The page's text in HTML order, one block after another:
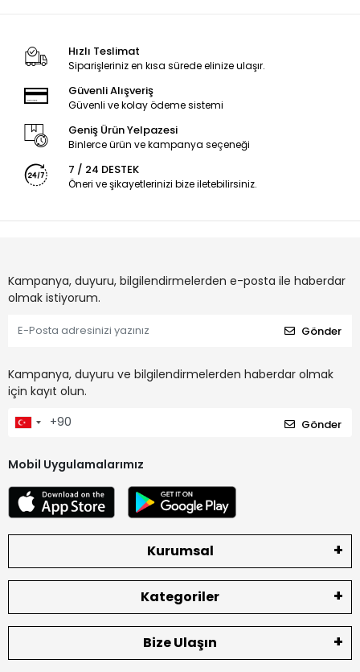
Hızlı Teslimat
Siparişleriniz en kısa sürede elinize ulaşır.
Güvenli Alışveriş
Güvenli ve kolay ödeme sistemi
Geniş Ürün Yelpazesi
Binlerce ürün ve kampanya seçeneği
7 / 24 DESTEK
Öneri ve şikayetlerinizi bize iletebilirsiniz.
Kampanya, duyuru, bilgilendirmelerden e-posta ile haberdar
olmak istiyorum.
Gönder
Kampanya, duyuru ve bilgilendirmelerden haberdar olmak
için kayıt olun.
Gönder
Mobil Uygulamalarımız
Kurumsal
Kategoriler
Bize Ulaşın